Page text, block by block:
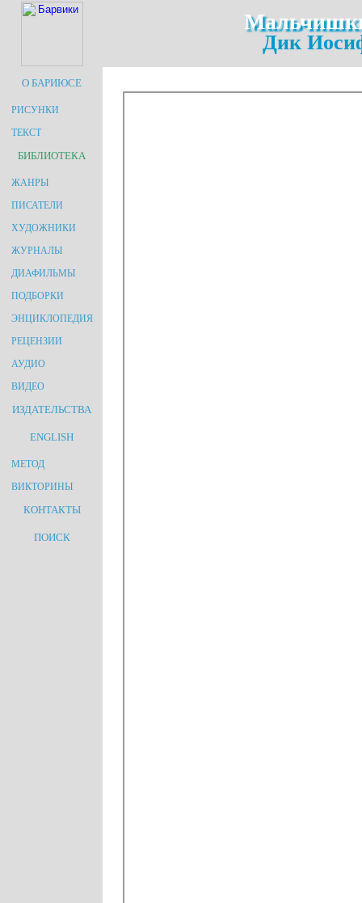
Дик
О БАРИЮСЕ
РИСУНКИ
ТЕКСТ
БИБЛИОТЕКА
ЖАНРЫ
ПИСАТЕЛИ
ХУДОЖНИКИ
ЖУРНАЛЫ
ДИАФИЛЬМЫ
ПОДБОРКИ
ЭНЦИКЛОПЕДИЯ
РЕЦЕНЗИИ
АУДИО
ВИДЕО
ИЗДАТЕЛЬСТВА
ENGLISH
МЕТОД
ВИКТОРИНЫ
КОНТАКТЫ
ПОИСК